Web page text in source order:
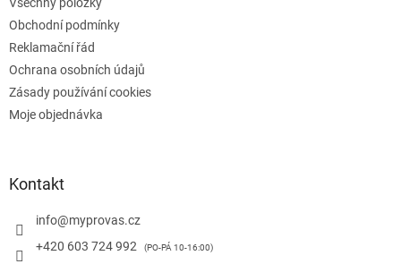
Obchodní podmínky
Reklamační řád
Ochrana osobních údajů
Zásady používání cookies
Moje objednávka
Kontakt
info@myprovas.cz
+420 603 724 992